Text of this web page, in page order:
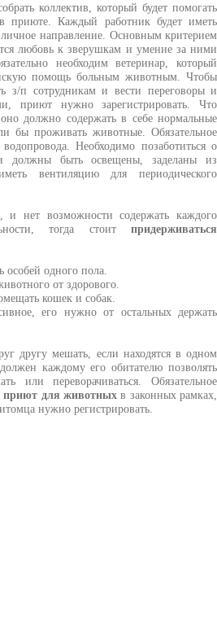
коллектив, который будет помогать
в приюте. Каждый работник будет иметь
направление. Основным критерием
любовь к зверушкам и умение за ними
необходим ветеринар, который
помощь больным животным. Чтобы
з/п сотрудникам и вести переговоры и
приют нужно зарегистрировать. Что
должно содержать в себе нормальные
бы проживать животные. Обязательное
Необходимо позаботиться о
должны быть освещены, заделаны из
вентиляцию для периодического
нет возможности содержать каждого
тогда стоитпридерживаться
особей одного пола.
от здорового.
кошек и собак.
его нужно от остальных держать
другу мешать, если находятся в одном
каждому его обитателю позволять
или переворачиваться. Обязательное
приют для животных в законных рамках,
нужно регистрировать.